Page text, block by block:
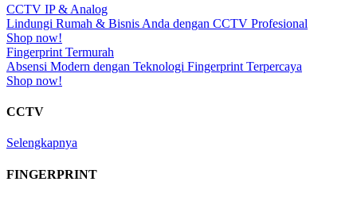
CCTV IP & Analog
Lindungi Rumah & Bisnis Anda dengan CCTV Profesional
Shop now!
Fingerprint Termurah
Absensi Modern dengan Teknologi Fingerprint Terpercaya
Shop now!
CCTV
Selengkapnya
FINGERPRINT